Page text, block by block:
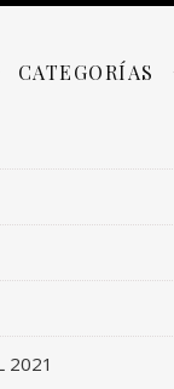
CATEGORÍAS
2021